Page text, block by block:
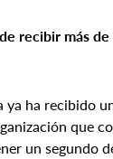
recibir más
ya ha recibido
que
un segundo